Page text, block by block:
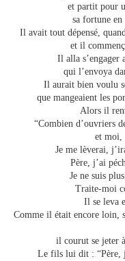
et partit pour
sa fortune en
Il avait tout dépensé,
et il
Il alla s’engager
qui l’envoya
Il aurait bien voulu
que mangeaient les
Alors il
“Combien d’ouvriers
et moi,
Je me lèverai,
Père, j’ai
Je ne suis
Traite-moi
Il se leva
Comme il était encore loin,
il courut se jeter
Le fils lui dit : “Père,